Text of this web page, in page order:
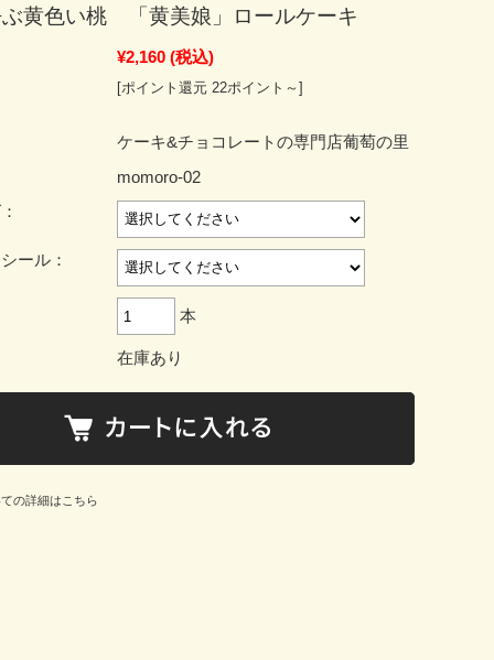
黄色い桃 「黄美娘」ロールケーキ
¥2,160 (税込)
[ポイント還元 22ポイント～]
ケーキ&チョコレートの専門店葡萄の里
momoro-02
ール：
本
在庫あり
の詳細はこちら